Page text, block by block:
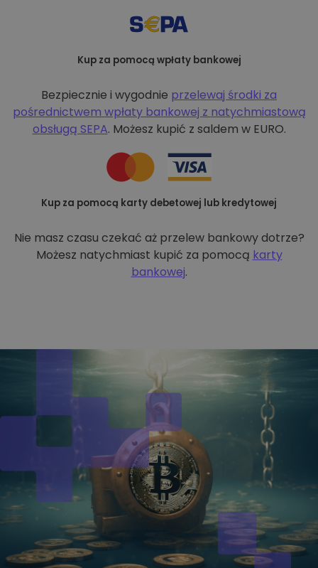
Kup za pomocą wpłaty bankowej
Bezpiecznie i wygodnie przelewaj środki za
pośrednictwem wpłaty bankowej z natychmiastową
obsługą SEPA. Możesz kupić z saldem w EURO.
Kup za pomocą karty debetowej lub kredytowej
Nie masz czasu czekać aż przelew bankowy dotrze?
Możesz natychmiast kupić za pomocą karty
bankowej.